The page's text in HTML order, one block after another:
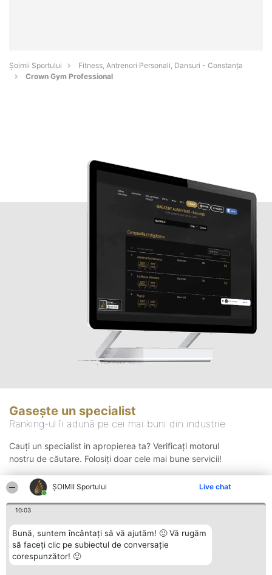
ȘOIMII Sportului Live chat
10:03
Bună, suntem încântați să vă ajutăm! 🙂 Vă rugăm
să faceți clic pe subiectul de conversație
corespunzător! 🙂
Șoimii Sportului
Fitness, Antrenori Personali, Dansuri - Constanţa
Crown Gym Professional
Gasește un specialist
Ranking-ul îi adună pe cei mai buni din industrie
Cauți un specialist in apropierea ta? Verificați motorul
nostru de căutare. Folosiți doar cele mai bune servicii!